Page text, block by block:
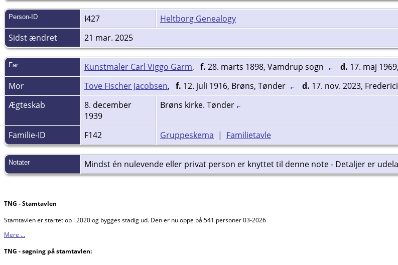
Person-ID I427
Heltborg Genealogy
Sidst ændret
21 mar. 2025
Far Kunstmaler Carl Viggo Garm, f. 28. marts 1898, Vamdrup sogn d. 17. maj
Mor
Tove Fischer Jacobsen, f. 12. juli 1916, Brøns, Tønder d. 17. nov. 2023,
Ægteskab
8. december
1939
Brøns kirke. Tønder
Familie-ID F142 Gruppeskema | Familietavle
Notater Mindst én nulevende eller privat person er knyttet til denne note - Detaljer er
TNG - Stamtavlen
Stamtavlen er startet op i 2020 og bygges stadig ud. Den er nu oppe på 541 personer 03-2026
Mere ...
TNG - søgning på stamtavlen: